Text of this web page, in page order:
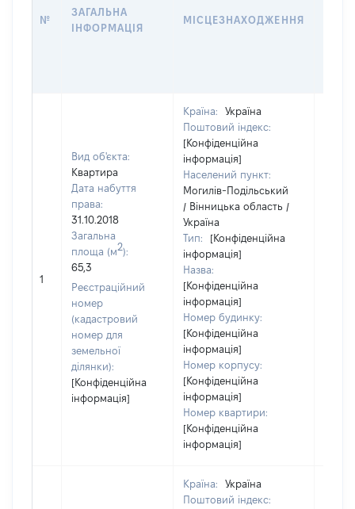
№
ЗАГАЛЬНА
ІНФОРМАЦІЯ
МІСЦЕЗНАХОДЖЕННЯ
1
Вид об'єкта:
Квартира
Дата набуття
права:
31.10.2018
Загальна
площа (м2):
65,3
Реєстраційний
номер
(кадастровий
номер для
земельної
ділянки):
[Конфіденційна
інформація]
Країна:
Україна
Поштовий індекс:
[Конфіденційна
інформація]
Населений пункт:
Могилів-Подільський
/ Вінницька область /
Україна
Тип:
[Конфіденційна
інформація]
Назва:
[Конфіденційна
інформація]
Номер будинку:
[Конфіденційна
інформація]
Номер корпусу:
[Конфіденційна
інформація]
Номер квартири:
[Конфіденційна
інформація]
Країна:
Україна
Поштовий індекс: